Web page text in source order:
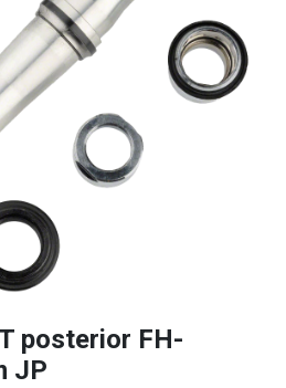
posterior FH-
JP